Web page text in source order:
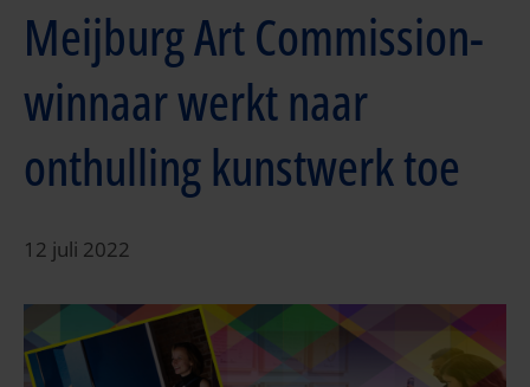
Meijburg Art Commission-
winnaar werkt naar
onthulling kunstwerk toe
12 juli 2022